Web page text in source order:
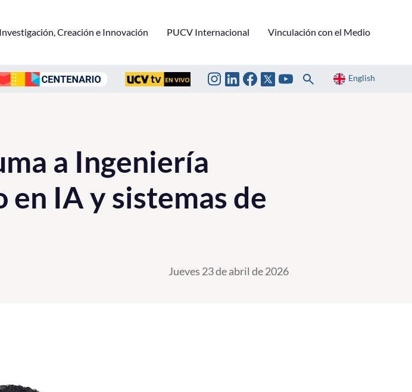
Investigación, Creación e Innovación PUCV Internacional Vinculación con el Medio
English
a Ingeniería
IA y sistemas de
Jueves 23 de abril de 2026